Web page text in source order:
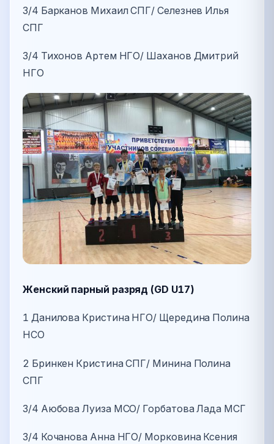
3/4 Барканов Михаил СПГ/ Селезнев Илья
СПГ
3/4 Тихонов Артем НГО/ Шаханов Дмитрий
НГО
Женский парный разряд (GD U17)
1 Данилова Кристина НГО/ Щередина Полина
НСО
2 Бринкен Кристина СПГ/ Минина Полина
СПГ
3/4 Аюбова Луиза МСО/ Горбатова Лада МСГ
3/4 Кочанова Анна НГО/ Морковина Ксения